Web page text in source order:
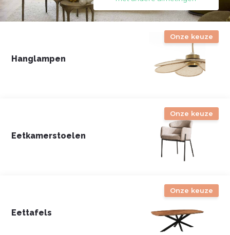
Hanglampen
Onze keuze
Eetkamerstoelen
Onze keuze
Eettafels
Onze keuze